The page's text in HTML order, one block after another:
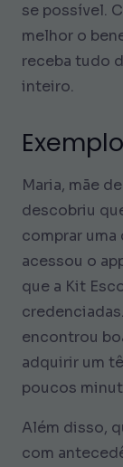
se possível.
melhor o
receba tudo
inteiro.
Maria, mãe
descobriu
comprar uma
acessou o
que a Kit
encontrou
adquirir um
poucos
Além disso,
com